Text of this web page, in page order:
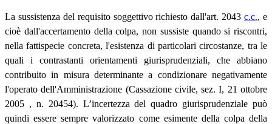
La sussistenza del requisito soggettivo richiesto dall'art. 2043c.c., e
cioè dall'accertamento della colpa, non sussiste quando si riscontri,
nella fattispecie concreta, l'esistenza di particolari circostanze, tra le
quali i contrastanti orientamenti giurisprudenziali, che abbiano
contribuito in misura determinante a condizionare negativamente
l'operato dell'Amministrazione (Cassazione civile, sez. I, 21 ottobre
2005 , n. 20454). L’incertezza del quadro giurisprudenziale può
quindi essere sempre valorizzato come esimente della colpa della